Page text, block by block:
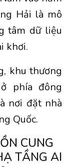
Hải là mô
tâm dữ liệu
khơi.
khu thương
phía đông
nơi đặt nhà
Quốc.
CUNG
TẦNG AI